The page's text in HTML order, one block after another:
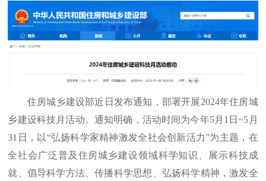
住房城乡建设部近日发布通知，部署开展2024年住房城
乡建设科技月活动。通知明确，活动时间为今年5月1日~5月
31日，以“弘扬科学家精神激发全社会创新活力”为主题，在
全社会广泛普及住房城乡建设领域科学知识、展示科技成
就、倡导科学方法、传播科学思想、弘扬科学精神，激发全